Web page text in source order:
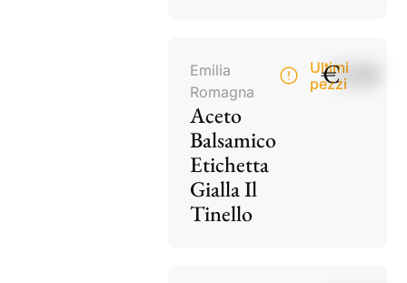
Emilia
Romagna
Aceto
Balsamico
Etichetta
Gialla Il
Tinello
Ultimi
pezzi
€9,50